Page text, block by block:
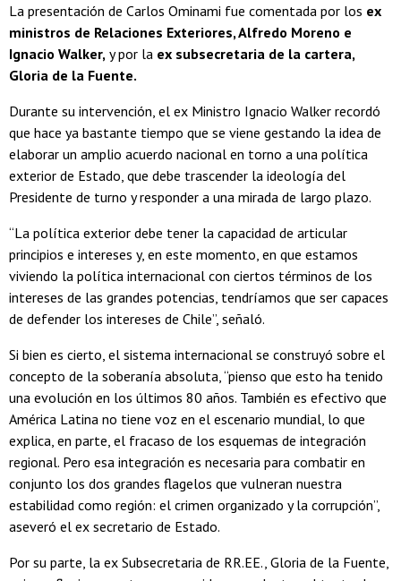
La presentación de Carlos Ominami fue comentada por los ex
ministros de Relaciones Exteriores, Alfredo Moreno e
Ignacio Walker, y por la ex subsecretaria de la cartera,
Gloria de la Fuente.
Durante su intervención, el ex Ministro Ignacio Walker recordó
que hace ya bastante tiempo que se viene gestando la idea de
elaborar un amplio acuerdo nacional en torno a una política
exterior de Estado, que debe trascender la ideología del
Presidente de turno y responder a una mirada de largo plazo.
“La política exterior debe tener la capacidad de articular
principios e intereses y, en este momento, en que estamos
viviendo la política internacional con ciertos términos de los
intereses de las grandes potencias, tendríamos que ser capaces
de defender los intereses de Chile”, señaló.
Si bien es cierto, el sistema internacional se construyó sobre el
concepto de la soberanía absoluta, “pienso que esto ha tenido
una evolución en los últimos 80 años. También es efectivo que
América Latina no tiene voz en el escenario mundial, lo que
explica, en parte, el fracaso de los esquemas de integración
regional. Pero esa integración es necesaria para combatir en
conjunto los dos grandes flagelos que vulneran nuestra
estabilidad como región: el crimen organizado y la corrupción”,
aseveró el ex secretario de Estado.
Por su parte, la ex Subsecretaria de RR.EE., Gloria de la Fuente,